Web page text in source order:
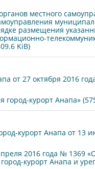
местного
размещения
KiB)
от 27 октября 2016
город-курорт Анапа»
курорт Анапа от
2016 года №
курорт Анапа и